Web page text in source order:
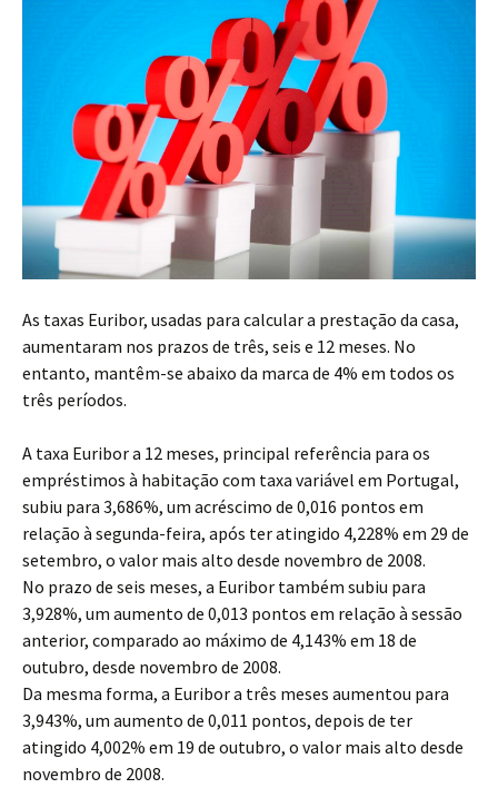
As taxas Euribor, usadas para calcular a prestação da casa,
aumentaram nos prazos de três, seis e 12 meses. No
entanto, mantêm-se abaixo da marca de 4% em todos os
três períodos.
A taxa Euribor a 12 meses, principal referência para os
empréstimos à habitação com taxa variável em Portugal,
subiu para 3,686%, um acréscimo de 0,016 pontos em
relação à segunda-feira, após ter atingido 4,228% em 29 de
setembro, o valor mais alto desde novembro de 2008.
No prazo de seis meses, a Euribor também subiu para
3,928%, um aumento de 0,013 pontos em relação à sessão
anterior, comparado ao máximo de 4,143% em 18 de
outubro, desde novembro de 2008.
Da mesma forma, a Euribor a três meses aumentou para
3,943%, um aumento de 0,011 pontos, depois de ter
atingido 4,002% em 19 de outubro, o valor mais alto desde
novembro de 2008.